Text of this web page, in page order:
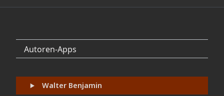
Autoren-Apps
Walter Benjamin